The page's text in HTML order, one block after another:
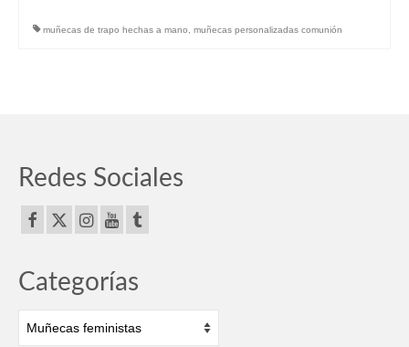
muñecas de trapo hechas a mano muñecas personalizadas comunión
Redes Sociales
Categorías